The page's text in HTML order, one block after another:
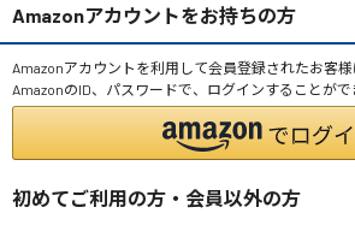
Amazonアカウントをお持ちの方
Amazonアカウントを利用して会員登録されたお客様
AmazonのID、パスワードで、ログインすることがで
初めてご利用の方・会員以外の方